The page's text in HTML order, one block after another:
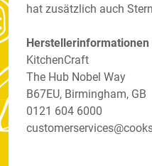
hat zusätzlich auch
Herstellerinformationen
KitchenCraft
The Hub Nobel Way
B67EU, Birmingham, GB
0121 604 6000